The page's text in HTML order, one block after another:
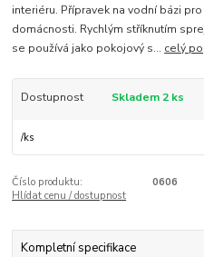
interiéru. Přípravek na vodní bázi
domácnosti. Rychlým stříknutím
se používá jako pokojový s... celý
Dostupnost Skladem 2 ks
/ks
Číslo produktu:
0606
Hlídat cenu / dostupnost
Kompletní specifikace